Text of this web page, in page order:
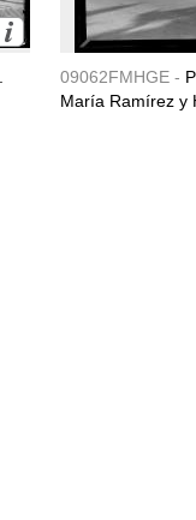
09062FMHGE -
María Ramírez y